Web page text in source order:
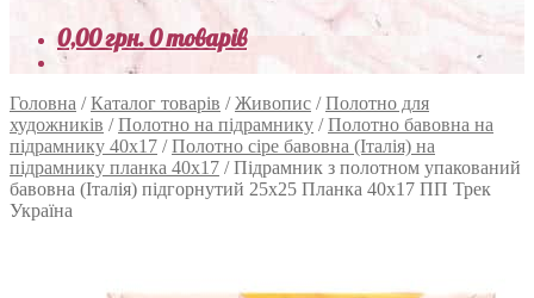
0,00грн.0 товарів
Головна /Каталог товарів /Живопис /Полотно для
художників /Полотно на підрамнику /Полотно бавовна на
підрамнику 40х17 /Полотно сіре бавовна (Італія) на
підрамнику планка 40х17 /Підрамник з полотном упакований
бавовна (Італія) підгорнутий 25х25 Планка 40х17 ПП Трек
Україна